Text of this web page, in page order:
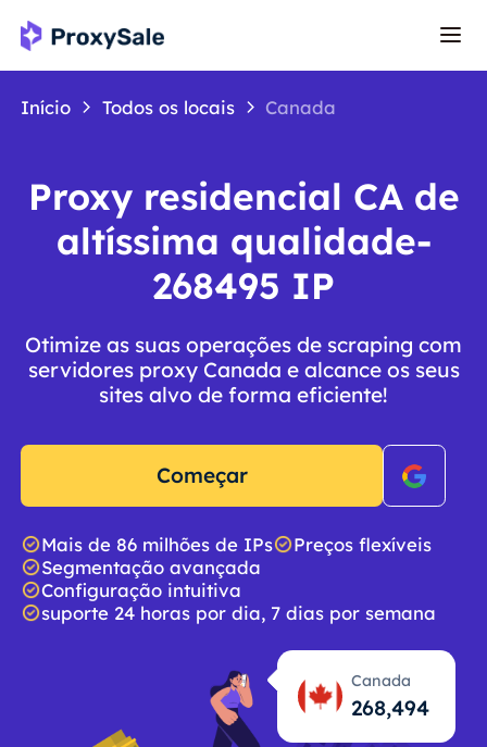
Início Todos os locais Canada
Proxy residencial CA de
altíssima qualidade-
268495 IP
Otimize as suas operações de scraping com
servidores proxy Canada e alcance os seus
sites alvo de forma eficiente!
Começar
Mais de 86 milhões de IPs
Preços flexíveis
Segmentação avançada
Configuração intuitiva
suporte 24 horas por dia, 7 dias por semana
Canada
268,495